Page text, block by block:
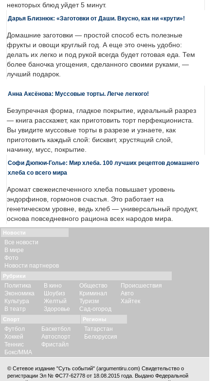
некоторых блюд уйдет 5 минут.
Дарья Близнюк: «Заготовки от Даши. Вкусно, как ни «крути»!
Домашние заготовки — простой способ есть полезные
фрукты и овощи круглый год. А еще это очень удобно:
делать их легко и под рукой всегда будет готовая еда. Тем
более баночка угощения, сделанного своими руками, —
лучший подарок.
Анна Аксёнова: Муссовые торты. Легче легкого!
Безупречная форма, гладкое покрытие, идеальный разрез
— книга расскажет, как приготовить торт перфекциониста.
Вы увидите муссовые торты в разрезе и узнаете, как
приготовить каждый слой: бисквит, хрустящий слой,
начинку, мусс, покрытие.
Софи Дюпюи-Голье: Мир хлеба. 100 лучших рецептов домашнего
хлеба со всего мира
Аромат свежеиспеченного хлеба повышает уровень
эндорфинов, гормонов счастья. Это работает на
генетическом уровне, ведь хлеб — универсальный продукт,
основа повседневного рациона всех народов мира.
Новости
Все новости
В мире
Фото
Новости партнеров
Рубрики
Политика
Экономика
Культура
В театр
В кино
Шоубиз
Желтый
Здоровье
Общество
Криминал
Туризм
Сад-огород
Происшествия
Авто
Хайтек
Спорт
Футбол
Хоккей
Теннис
Бокс/ММА
Баскетбол
Автоспорт
Фристайл
Регионы
Татарстан
Белоруссия
© Сетевое издание "Суть событий" (argumentiru.com) Свидетельство о
регистрации Эл № ФС77-62778 от 18.08.2015 года. Выдано Федеральной